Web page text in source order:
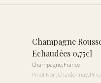
Champagne
Echaudées 0,75cl
Champagne,France
Pinot Noir, Chardonnay,